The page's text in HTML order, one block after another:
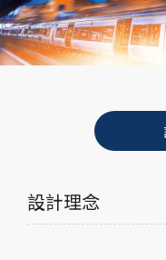
設計理念